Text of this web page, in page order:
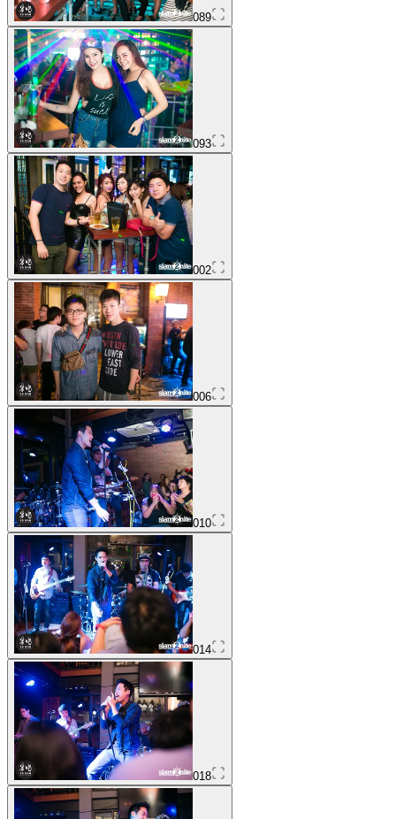
089
093
002
006
010
014
018